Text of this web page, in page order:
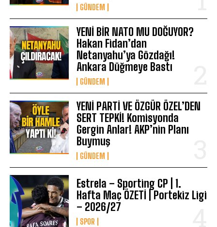
GÜNDEM
YENİ BİR NATO MU DOĞUYOR?
Hakan Fidan’dan
Netanyahu’ya Gözdağı!
Ankara Düğmeye Bastı
GÜNDEM
YENİ PARTİ VE ÖZGÜR ÖZEL’DEN
SERT TEPKİ! Komisyonda
Gergin Anlar! AKP’nin Planı
Buymuş
GÜNDEM
Estrela – Sporting CP | 1.
Hafta Maç ÖZETİ | Portekiz Ligi
– 2026/27
SPOR